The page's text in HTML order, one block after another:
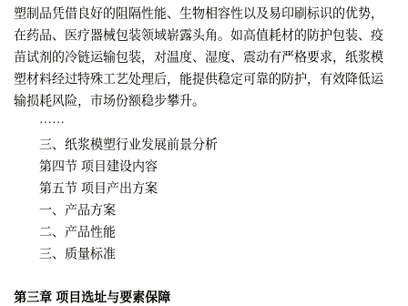
塑制品凭借良好的阻隔性能、生物相容性以及易印刷标识的优势，
在药品、医疗器械包装领域崭露头角。如高值耗材的防护包装、疫
苗试剂的冷链运输包装，对温度、湿度、震动有严格要求，纸浆模
塑材料经过特殊工艺处理后，能提供稳定可靠的防护，有效降低运
输损耗风险，市场份额稳步攀升。
……
三、纸浆模塑行业发展前景分析
第四节 项目建设内容
第五节 项目产出方案
一、产品方案
二、产品性能
三、质量标准
第三章 项目选址与要素保障